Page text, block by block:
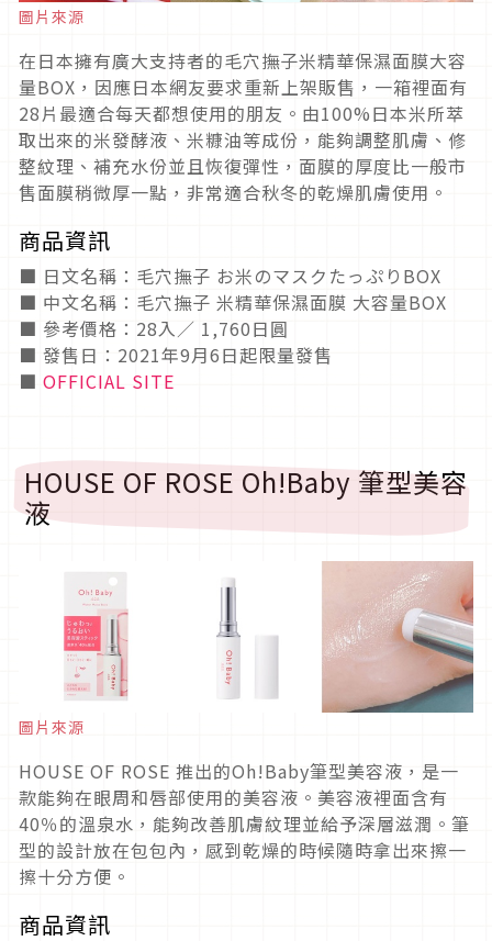
圖片來源
在日本擁有廣大支持者的毛穴撫子米精華保濕面膜大容
量BOX，因應日本網友要求重新上架販售，一箱裡面有
28片最適合每天都想使用的朋友。由100%日本米所萃
取出來的米發酵液、米糠油等成份，能夠調整肌膚、修
整紋理、補充水份並且恢復彈性，面膜的厚度比一般市
售面膜稍微厚一點，非常適合秋冬的乾燥肌膚使用。
商品資訊
■ 日文名稱：毛穴撫子 お米のマスクたっぷりBOX
■ 中文名稱：毛穴撫子 米精華保濕面膜 大容量BOX
■ 參考價格：28入／ 1,760日圓
■ 發售日：2021年9月6日起限量發售
■ OFFICIAL SITE
HOUSE OF ROSE Oh!Baby 筆型美容
液
圖片來源
HOUSE OF ROSE 推出的Oh!Baby筆型美容液，是一
款能夠在眼周和唇部使用的美容液。美容液裡面含有
40％的溫泉水，能夠改善肌膚紋理並給予深層滋潤。筆
型的設計放在包包內，感到乾燥的時候隨時拿出來擦一
擦十分方便。
商品資訊